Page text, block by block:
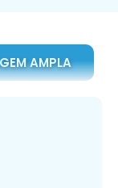
AMPLA